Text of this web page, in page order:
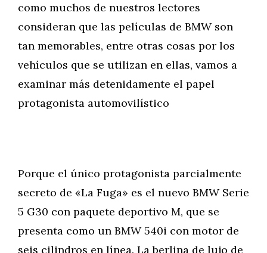
como muchos de nuestros lectores
consideran que las películas de BMW son
tan memorables, entre otras cosas por los
vehículos que se utilizan en ellas, vamos a
examinar más detenidamente el papel
protagonista automovilístico
Porque el único protagonista parcialmente
secreto de «La Fuga» es el nuevo BMW Serie
5 G30 con paquete deportivo M, que se
presenta como un BMW 540i con motor de
seis cilindros en línea. La berlina de lujo de